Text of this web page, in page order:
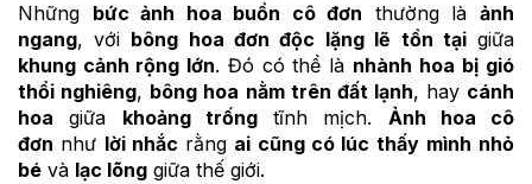
Những bức ảnh hoa buồn cô đơn thường làảnh
ngang, với bông hoa đơn độc lặng lẽ tồn tạigiữa
khung cảnh rộng lớn. Đó có thể là nhành hoa bị gió
thổi nghiêng, bông hoa nằm trên đất lạnh, hay cánh
hoa giữa khoảng trốngtĩnh mịch. Ảnh hoa cô
đơn như lời nhắc rằng ai cũng có lúc thấy mình nhỏ
bé và lạc lõng giữa thế giới.